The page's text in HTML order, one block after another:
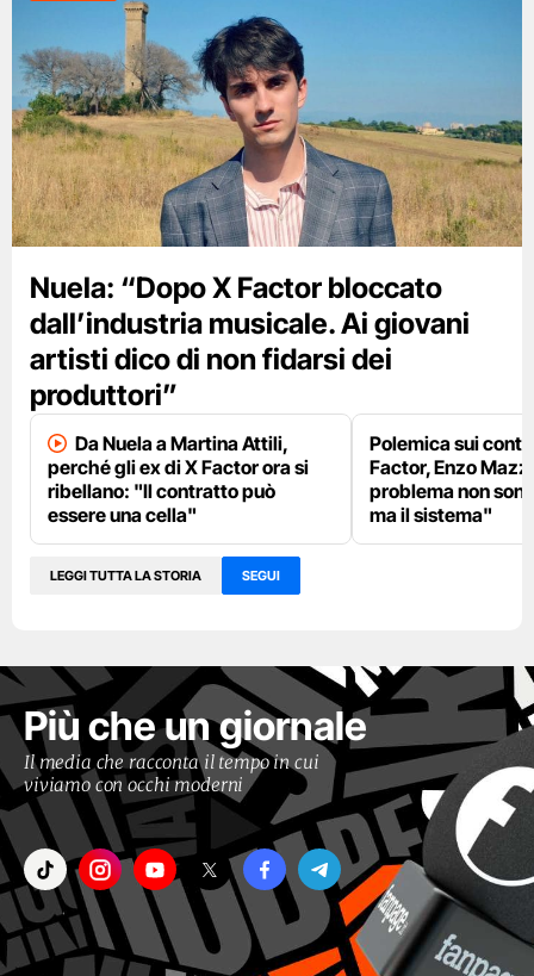
Nuela: “Dopo X Factor bloccato
dall’industria musicale. Ai giovani
artisti dico di non fidarsi dei
produttori”
Da Nuela a Martina Attili,
perché gli ex di X Factor ora si
ribellano: "Il contratto può
essere una cella"
Polemica sui
Factor, Enzo
problema non
ma il sistema"
LEGGI TUTTA LA STORIA SEGUI
Più che un giornale
Il media che racconta il tempo in cui
viviamo con occhi moderni